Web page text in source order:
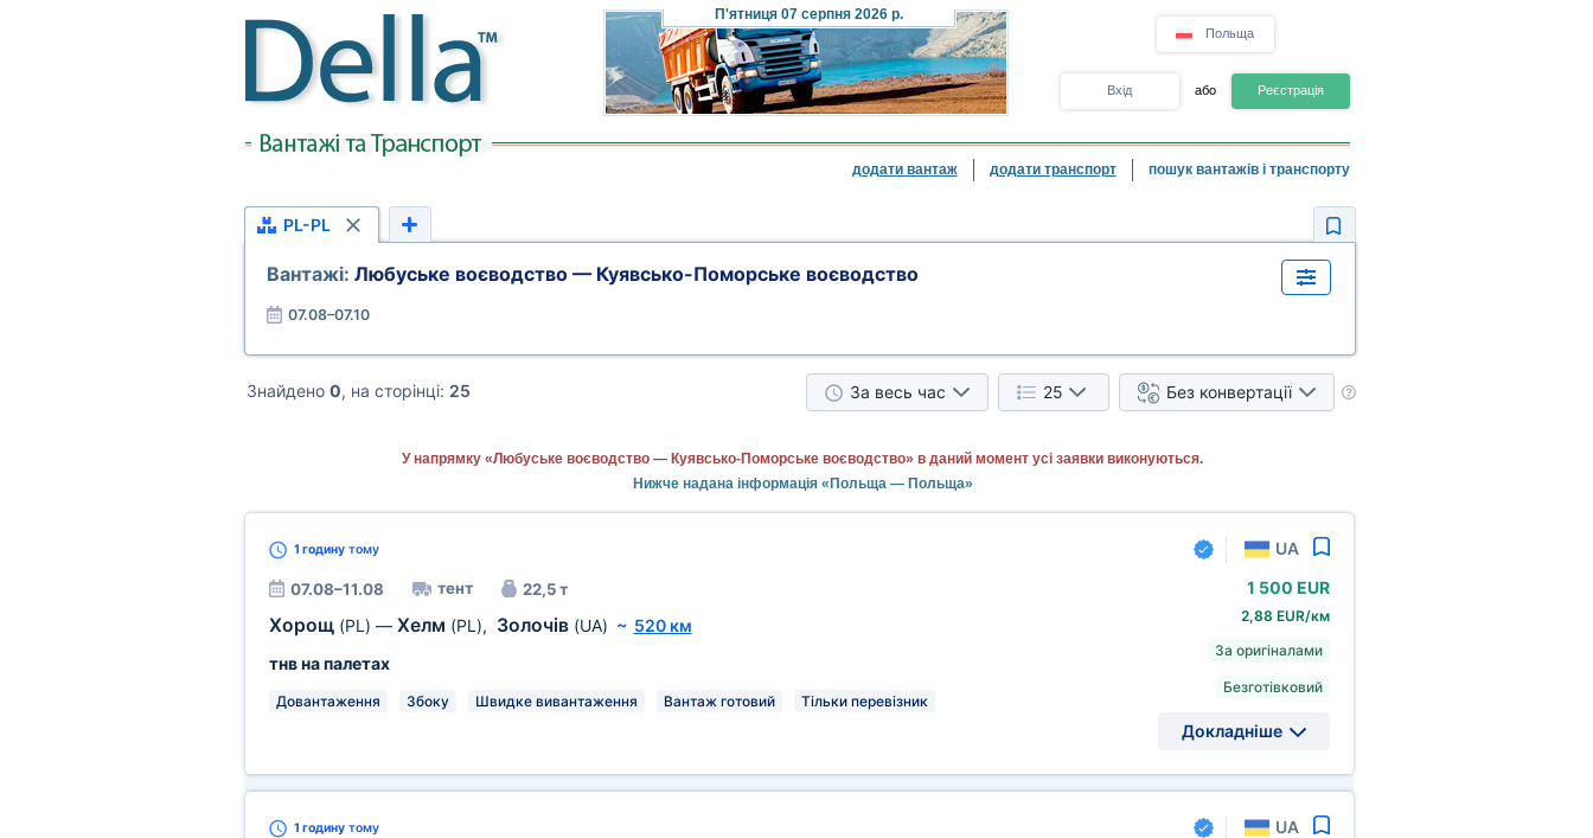
П'ятниця07 серпня 2026 р.
Польща
Вхід або Реєстрація
додати вантаж додати транспорт пошук вантажів і транспорту
PL-PL
Вантажі: Любуське воєводство — Куявсько-Поморське воєводство
07.08–07.10
Знайдено 0, на сторінці: 25 За весь час 25 Без конвертації
У напрямку «Любуське воєводство — Куявсько-Поморське воєводство» в даний момент усі заявки виконуються.
Нижче надана інформація «Польща — Польща»
1 годинутому UA
07.08–11.08 тент 22,5 т
Хорощ (PL) — Хелм (PL), Золочів (UA) ~ 520 км
тнв на палетах
Довантаження Збоку Швидке вивантаження Вантаж готовий Тільки перевізник
1 500 EUR
2,88 EUR/км
За оригіналами
Безготівковий
Докладніше
1 годинутому UA